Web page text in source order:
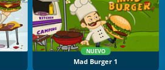
NUEVO
Mad Burger 1